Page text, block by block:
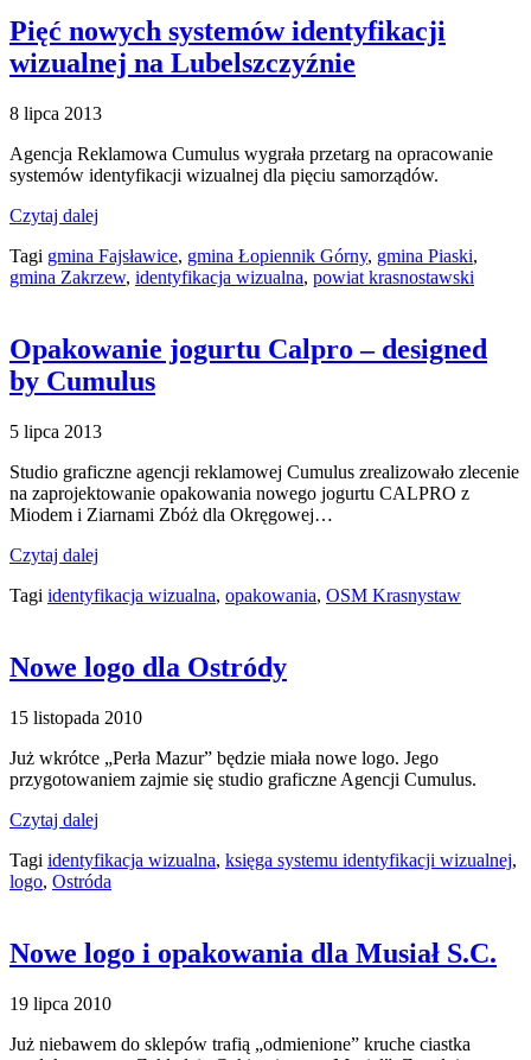
Pięć nowych systemów identyfikacji
wizualnej na Lubelszczyźnie
8 lipca 2013
Agencja Reklamowa Cumulus wygrała przetarg na opracowanie
systemów identyfikacji wizualnej dla pięciu samorządów.
Czytaj dalej
Tagi gmina Fajsławice, gmina Łopiennik Górny, gmina Piaski,
gmina Zakrzew, identyfikacja wizualna, powiat krasnostawski
Opakowanie jogurtu Calpro – designed
by Cumulus
5 lipca 2013
Studio graficzne agencji reklamowej Cumulus zrealizowało zlecenie
na zaprojektowanie opakowania nowego jogurtu CALPRO z
Miodem i Ziarnami Zbóż dla Okręgowej…
Czytaj dalej
Tagi identyfikacja wizualna, opakowania, OSM Krasnystaw
Nowe logo dla Ostródy
15 listopada 2010
Już wkrótce „Perła Mazur” będzie miała nowe logo. Jego
przygotowaniem zajmie się studio graficzne Agencji Cumulus.
Czytaj dalej
Tagi identyfikacja wizualna, księga systemu identyfikacji wizualnej,
logo, Ostróda
Nowe logo i opakowania dla Musiał S.C.
19 lipca 2010
Już niebawem do sklepów trafią „odmienione” kruche ciastka